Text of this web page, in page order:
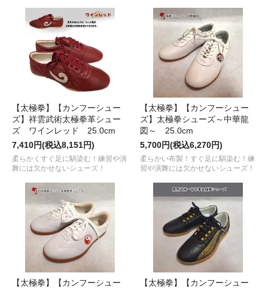
【太極拳】【カンフーシュー
ズ】祥雲武術太極拳革シュー
ズ ワインレッド 25.0cm
7,410円(税込8,151円)
柔らかくすぐ足に馴染む！練習や演
舞には欠かせないシューズ！
【太極拳】【カンフーシュー
ズ】太極拳シューズ～中華龍
図～ 25.0cm
5,700円(税込6,270円)
柔らかい布製！すぐ足に馴染む！練
習や演舞には欠かせないシューズ！
【太極拳】【カンフーシュー
【太極拳】【カンフーシュー